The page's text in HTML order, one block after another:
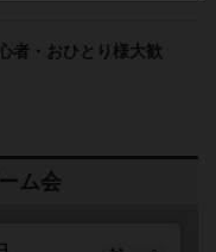
者・おひとり様大歓
ム会